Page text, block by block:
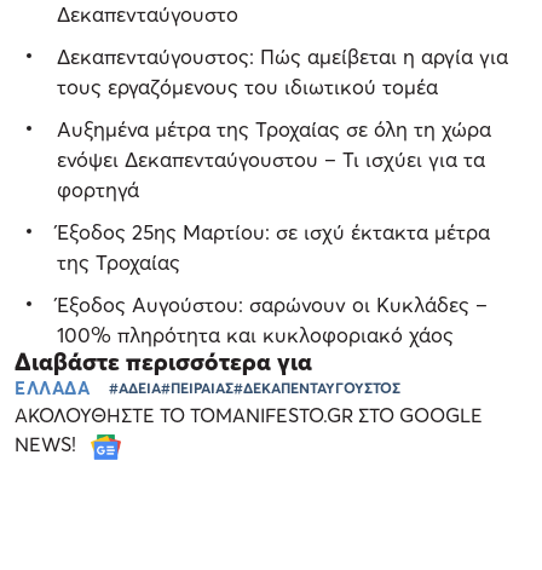
Δεκαπενταύγουστο
Δεκαπενταύγουστος: Πώς αμείβεται η αργία για
τους εργαζόμενους του ιδιωτικού τομέα
Αυξημένα μέτρα της Τροχαίας σε όλη τη χώρα
ενόψει Δεκαπενταύγουστου – Τι ισχύει για τα
φορτηγά
Έξοδος 25ης Μαρτίου: σε ισχύ έκτακτα μέτρα
της Τροχαίας
Έξοδος Αυγούστου: σαρώνουν οι Κυκλάδες –
100% πληρότητα και κυκλοφοριακό χάος
Διαβάστε περισσότερα για
ΕΛΛΑΔΑ #ΑΔΕΙΑ#ΠΕΙΡΑΙΑΣ#ΔΕΚΑΠΕΝΤΑΥΓΟΥΣΤΟΣ
ΑΚΟΛΟΥΘΗΣΤΕ ΤΟ TOMANIFESTO.GR ΣΤΟ GOOGLE
NEWS!